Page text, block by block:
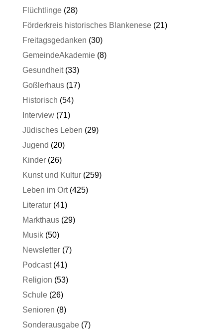
Flüchtlinge(28)
Förderkreis historisches Blankenese(21)
Freitagsgedanken (30)
GemeindeAkademie(8)
Gesundheit(33)
Goßlerhaus(17)
Historisch (54)
Interview(71)
Jüdisches Leben (29)
Jugend (20)
Kinder(26)
Kunst und Kultur(259)
Leben im Ort(425)
Literatur(41)
Markthaus(29)
Musik(50)
Newsletter(7)
Podcast(41)
Religion (53)
Schule(26)
Senioren (8)
Sonderausgabe(7)